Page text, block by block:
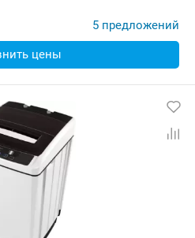
5 предложений
цены